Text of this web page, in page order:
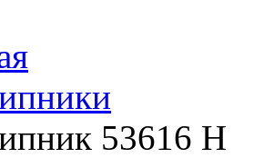
пневматика, метизы, техника,
53616 Н